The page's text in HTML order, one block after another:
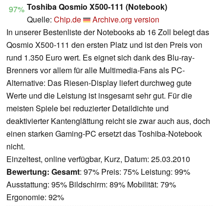
97% Toshiba Qosmio X500-111 (Notebook)
Quelle: Chip.de
Archive.org version
In unserer Bestenliste der Notebooks ab 16 Zoll belegt das
Qosmio X500-111 den ersten Platz und ist den Preis von
rund 1.350 Euro wert. Es eignet sich dank des Blu-ray-
Brenners vor allem für alle Multimedia-Fans als PC-
Alternative: Das Riesen-Display liefert durchweg gute
Werte und die Leistung ist insgesamt sehr gut. Für die
meisten Spiele bei reduzierter Detaildichte und
deaktivierter Kantenglättung reicht sie zwar auch aus, doch
einen starken Gaming-PC ersetzt das Toshiba-Notebook
nicht.
Einzeltest, online verfügbar, Kurz, Datum: 25.03.2010
Bewertung: Gesamt: 97% Preis: 75% Leistung: 99%
Ausstattung: 95% Bildschirm: 89% Mobilität: 79%
Ergonomie: 92%